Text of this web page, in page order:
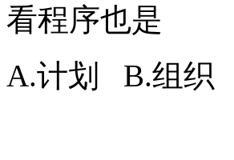
看程序也是
A.计划 B.组织